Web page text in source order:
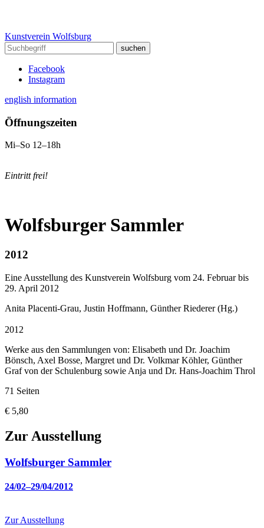
Kunstverein Wolfsburg
Facebook
Instagram
english information
Öffnungszeiten
Mi–So 12–18h
Eintritt frei!
Wolfsburger Sammler
2012
Eine Ausstellung des Kunstverein Wolfsburg vom 24. Februar bis
29. April 2012
Anita Placenti-Grau, Justin Hoffmann, Günther Riederer (Hg.)
2012
Werke aus den Sammlungen von: Elisabeth und Dr. Joachim
Bönsch, Axel Bosse, Margret und Dr. Volkmar Köhler, Günther
Graf von der Schulenburg sowie Anja und Dr. Hans-Joachim Throl
71 Seiten
€ 5,80
Zur Ausstellung
Wolfsburger Sammler
24/02–29/04/2012
Zur Ausstellung